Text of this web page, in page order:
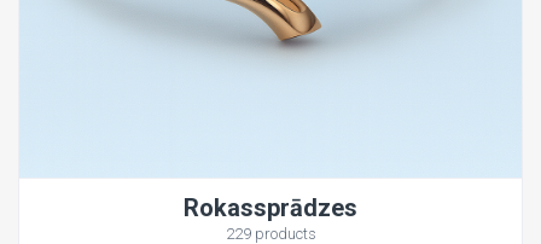
Rokassprādzes
229 products